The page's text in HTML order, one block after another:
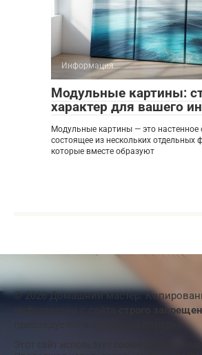
Информация
Модульные картины:
характер для вашего
Модульные картины — это
состоящее из нескольких отдельных
которые вместе образуют
© 2026 Домашний мастер.
строго
преследуется в судебном порядке
Этот сайт использует
для